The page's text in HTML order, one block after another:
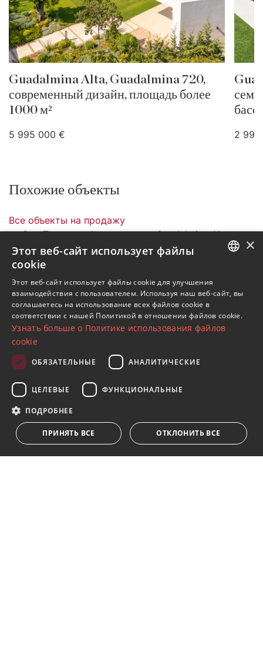
Guadalmina Alta, Guadalmina 720,
современный дизайн, площадь более
1000 м²
5 995 000 € 2
Похожие объекты
Все объекты на продажу
Сан Педро де Алькантара
Guadalmina Alta
Виллы
DMCO800-01
Объекты в Сан Педро де Алькантара
Виллы в Guadalmina Alta
Получайте обновления о недвижимости, новостях
и образе жизни в Марбелье
Подписаться
Я принимаюполитика конфиденциальности
SPANISH
FRENCH
×
Этот веб-сайт использует файлы
cookie
Этот веб-сайт использует файлы cookie для улучшения
взаимодействия с пользователем. Используя наш веб-сайт, вы
соглашаетесь на использование всех файлов cookie в
соответствии с нашей Политикой в ​​отношении файлов cookie.
Узнать больше о Политике использования файлов
cookie
ОБЯЗАТЕЛЬНЫЕ АНАЛИТИЧЕСКИЕ
ЦЕЛЕВЫЕ ФУНКЦИОНАЛЬНЫЕ
ПОДРОБНЕЕ
ПРИНЯТЬ ВСЕ ОТКЛОНИТЬ ВСЕ